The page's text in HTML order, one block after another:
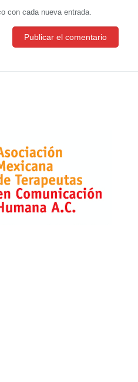
con cada nueva entrada.